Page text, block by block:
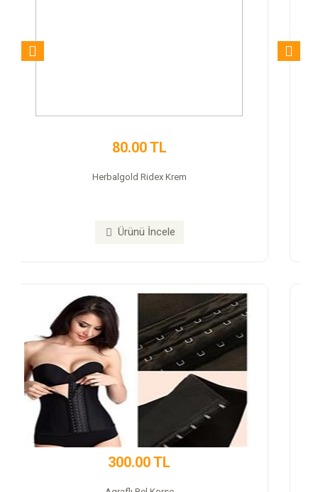
350.00 TL
Trex Cap Takviye Edici Gıda
Ürünü İncele
350.00 TL